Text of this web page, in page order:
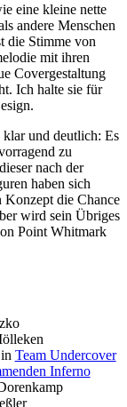
eine kleine nette
andere Menschen
die Stimme von
mit ihren
Covergestaltung
Ich halte sie für
klar und deutlich: Es
zu
nach der
haben sich
Konzept die Chance
wird sein Übriges
Point Whitmark
Team Undercover
Inferno